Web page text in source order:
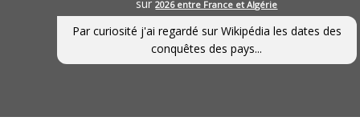
sur2026 entre France et Algérie
Par curiosité j'ai regardé sur Wikipédia les dates des
conquêtes des pays...